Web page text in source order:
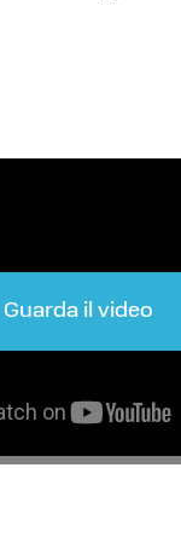
Guarda il video